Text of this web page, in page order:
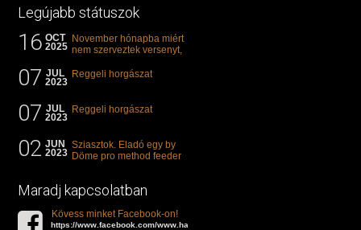
Legújabb státuszok
16 OCT
2025
November hónapba miért
nem szerveztek versenyt,
"kárászos"...
07 JUL
2023
Reggeli horgászat
07 JUL
2023
Reggeli horgászat
02 JUN
2023
Sziasztok. Eladó egy by
Döme pro method feeder
Maradj kapcsolatban
Kövess minket Facebook-on!
https://www.facebook.com/www.halat.hu